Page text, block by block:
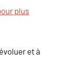
plus
et à